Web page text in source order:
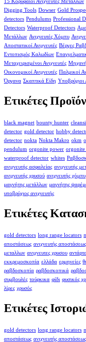
15 Κορυφαίοι Ανιχνευτές Μετάλλων
Digging Tools Dowser Gold
detectors Pendulums Professional
Detectors Waterproof Detectors
Μετάλλων Ανιχνευτές Χόμπυ
Αποστατικοί Ανιχνευτές Βέργες
Εντοπισμός Καλωδίων
Μεταχειρισμένοι Ανιχνευτές
Οικονομικοί Ανιχνευτές Παλμικοί
Όργανα Σκαπτικά Είδη Υποβρύχιοι
Ετικέτες
black magnet bounty hunter
detector gold detector hobby
detector nokta Nokta Makro okm
pendulum orgonite power orgonite
waterproof detector whites
ανιχνευτής ασφαλείας ανιχνευτής
ανιχνευτής χρυσού ανιχνευτής χόμπυ
μαγνήτης μετάλλων μαγνήτης
υποβρύχιος ανιχνευτής
Ετικέτες
gold detectors long range locators
αποστάσεως ανιχνευτής αποστάσεως
μεταλλων ανιχνευτες χρυσου
εκκρεμοσκοπία ελλάδα ερμηνείες
ραβδοσκοπία ραβδοσκοπικά
συμβουλές τούρκικα φίδι φυσικός
λίρες χρυσός
Ετικέτες
gold detectors long range locators
αποστάσεως ανιχνευτής αποστάσεως